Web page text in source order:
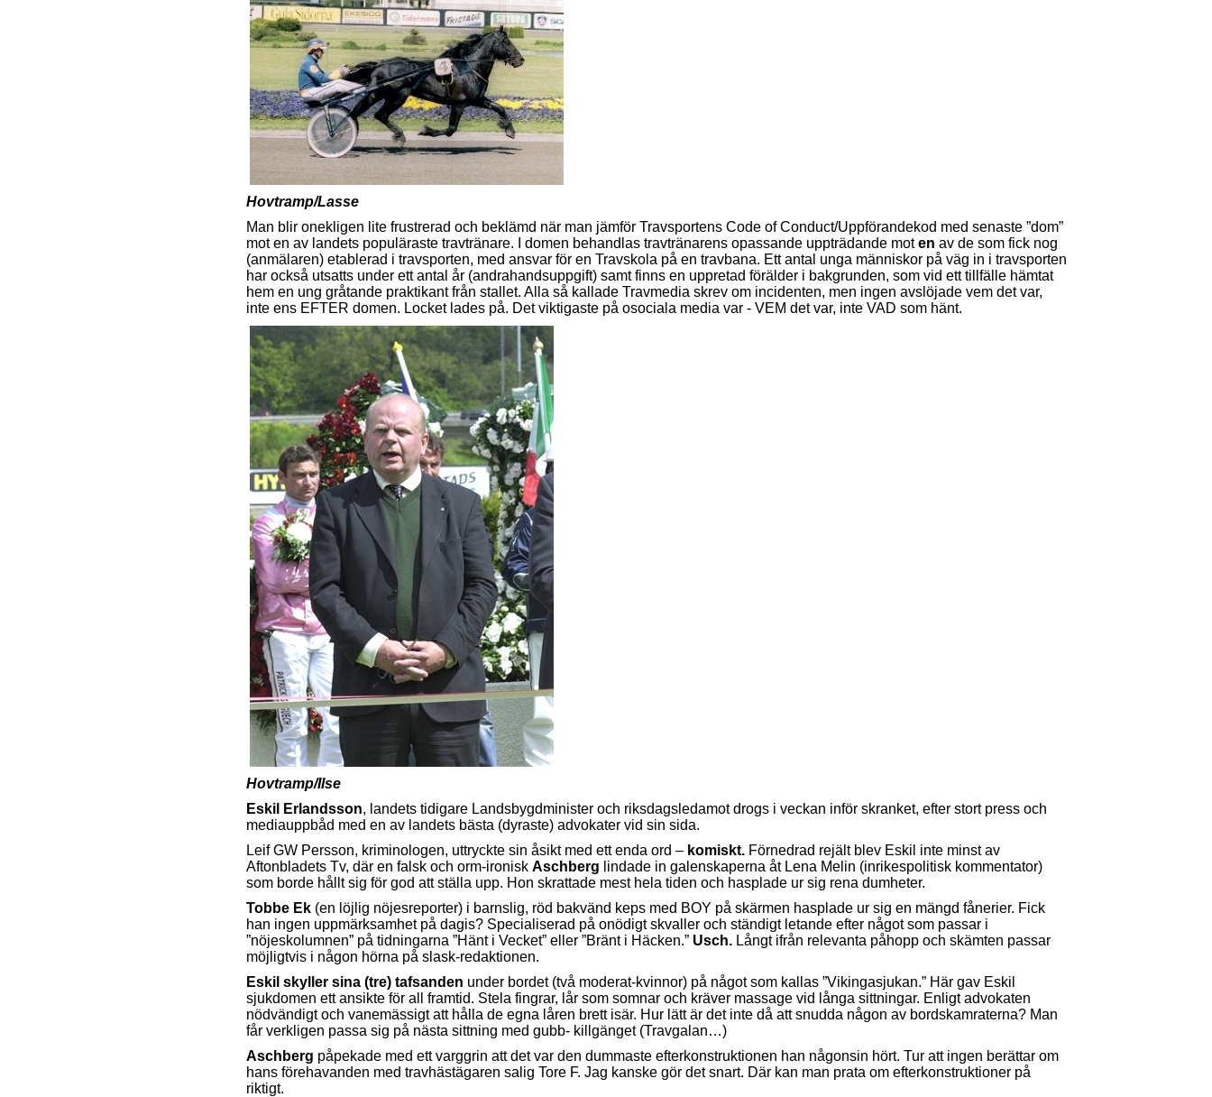
Hovtramp/Lasse
Man blir onekligen lite frustrerad och beklämd när man jämför Travsportens Code of Conduct/Uppförandekod med senaste ”dom”
mot en av landets populäraste travtränare. I domen behandlas travtränarens opassande uppträdande moten av de som fick nog
(anmälaren) etablerad i travsporten, med ansvar för en Travskola på en travbana. Ett antal unga människor på väg in i travsporten
har också utsatts under ett antal år (andrahandsuppgift) samt finns en uppretad förälder i bakgrunden, som vid ett tillfälle hämtat
hem en ung gråtande praktikant från stallet. Alla så kallade Travmedia skrev om incidenten, men ingen avslöjade vem det var,
inte ens EFTER domen. Locket lades på. Det viktigaste på osociala media var - VEM det var, inte VAD som hänt.
Hovtramp/Ilse
Eskil Erlandsson, landets tidigare Landsbygdminister och riksdagsledamot drogs i veckan inför skranket, efter stort press och
mediauppbåd med en av landets bästa (dyraste) advokater vid sin sida.
Leif GW Persson, kriminologen, uttryckte sin åsikt med ett enda ord – komiskt. Förnedrad rejält blev Eskil inte minst av
Aftonbladets Tv, där en falsk och orm-ironisk Aschberg lindade in galenskaperna åt Lena Melin (inrikespolitisk kommentator)
som borde hållt sig för god att ställa upp. Hon skrattade mest hela tiden och hasplade ur sig rena dumheter.
Tobbe Ek (en löjlig nöjesreporter) i barnslig, röd bakvänd keps med BOY på skärmen hasplade ur sig en mängd fånerier. Fick
han ingen uppmärksamhet på dagis? Specialiserad på onödigt skvaller och ständigt letande efter något som passar i
”nöjeskolumnen” på tidningarna ”Hänt i Vecket” eller ”Bränt i Häcken.” Usch. Långt ifrån relevanta påhopp och skämten passar
möjligtvis i någon hörna på slask-redaktionen.
Eskil skyller sina (tre) tafsanden under bordet (två moderat-kvinnor) på något som kallas ”Vikingasjukan.” Här gav Eskil
sjukdomen ett ansikte för all framtid. Stela fingrar, lår som somnar och kräver massage vid långa sittningar. Enligt advokaten
nödvändigt och vanemässigt att hålla de egna låren brett isär. Hur lätt är det inte då att snudda någon av bordskamraterna? Man
får verkligen passa sig på nästa sittning med gubb- killgänget (Travgalan…)
Aschberg påpekade med ett varggrin att det var den dummaste efterkonstruktionen han någonsin hört. Tur att ingen berättar om
hans förehavanden med travhästägaren salig Tore F. Jag kanske gör det snart. Där kan man prata om efterkonstruktioner på
riktigt.